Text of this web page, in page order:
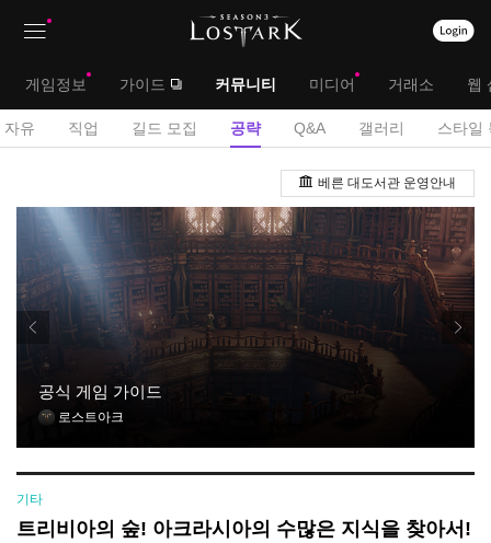
뉴
대
메
게임정보 가이드 커뮤니티 미디어 거래소 웹
서
메
뉴
자유 직업 길드 모집 공략 Q&A 갤러리 스타일
략
판
베른 대도서관 운영안내
공식 게임 가이드
로스트아크
기타
트리비아의 숲! 아크라시아의 수많은 지식을 찾아서!